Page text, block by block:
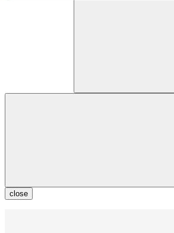
close